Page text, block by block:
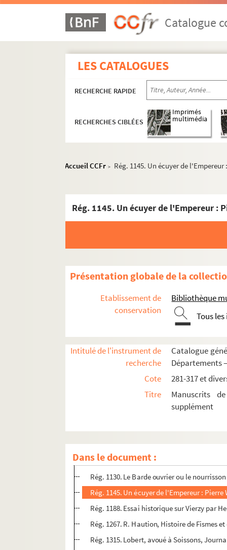
Catalogue
LES CATALOGUES
RECHERCHE RAPIDE
RECHERCHES CIBLÉES
Imprimés
multimédia
Accueil CCFr > Rég. 1145. Un écuyer de
Présentation globale de la
Etablissement de
conservation
Bibliothèque
Tous
Intitulé de l'instrument de
recherche
Catalogue
Départements
Cote
281-317 et
Titre
Manuscrits
supplément
Dans le document :
DEUXIÈME SUPPLÉMENT
FONDS RÉGIONAL
Rég. 63. Histoire de la ville de Braine
Rég. 755. Soissons, 67
R.I :Circulaires,
Rég. 847. Poésies de V.Létoret
Rég. 856. Vers d'adolescence : poèmes de
Rég. 1003. Henry Luguet. Table
Rég. 1041. R. Haution, Acy et son canton
Rég. 1130. Le Barde ouvrier ou le
Rég. 1145. Un écuyer de l'Empereur :
Rég. 1188. Essai historique sur Vierzy par
Rég. 1267. R. Haution, Histoire de Fismes
Rég. 1315. Lobert, avoué à Soissons,